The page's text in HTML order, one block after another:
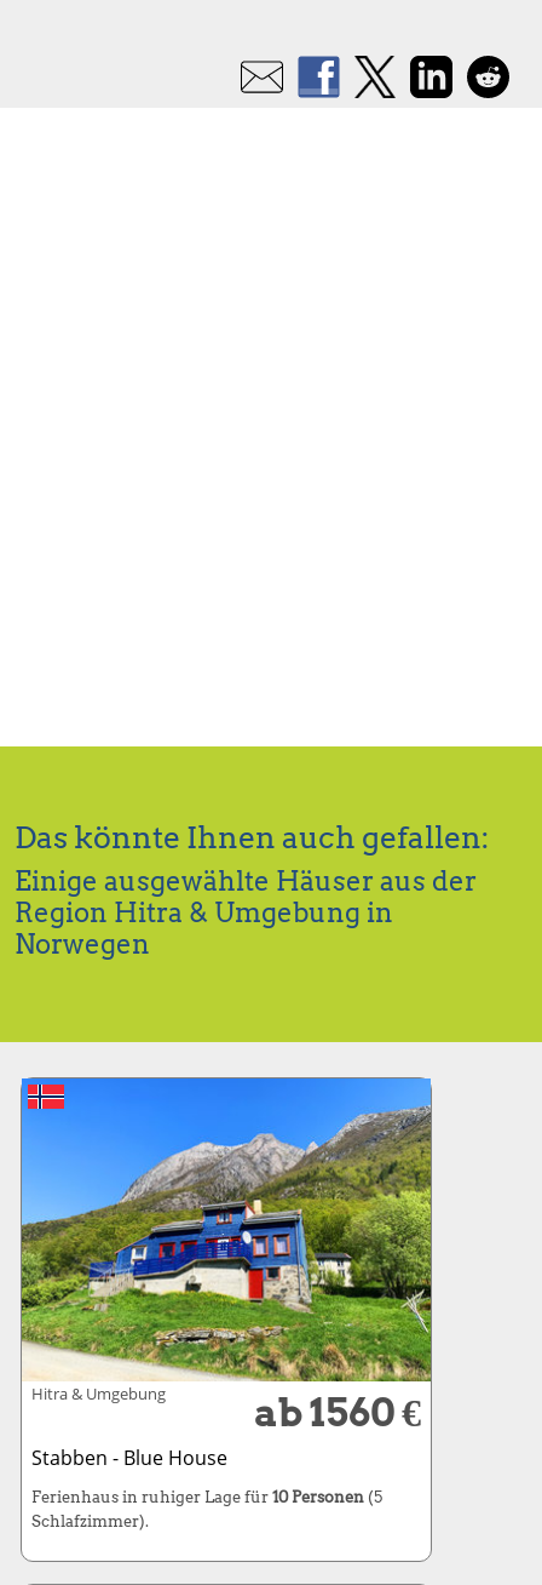
Das könnte Ihnen auch gefallen:
Einige ausgewählte Häuser aus der
Region Hitra & Umgebung in
Norwegen
Hitra & Umgebung ab 1560 €
Stabben - Blue House
Ferienhaus in ruhiger Lage für 10 Personen(5
Schlafzimmer).